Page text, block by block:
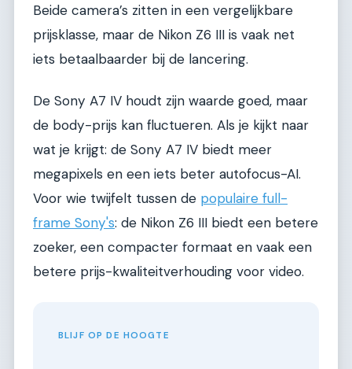
Beide camera’s zitten in een vergelijkbare
prijsklasse, maar de Nikon Z6 III is vaak net
iets betaalbaarder bij de lancering.
De Sony A7 IV houdt zijn waarde goed, maar
de body-prijs kan fluctueren. Als je kijkt naar
wat je krijgt: de Sony A7 IV biedt meer
megapixels en een iets beter autofocus-AI.
Voor wie twijfelt tussen de populaire full-
frame Sony's: de Nikon Z6 III biedt een betere
zoeker, een compacter formaat en vaak een
betere prijs-kwaliteitverhouding voor video.
BLIJF OP DE HOOGTE